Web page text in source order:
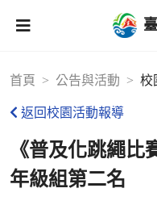
首頁 公告與活動 校
返回校園活動報導
《普及化跳繩比
年級組第二名